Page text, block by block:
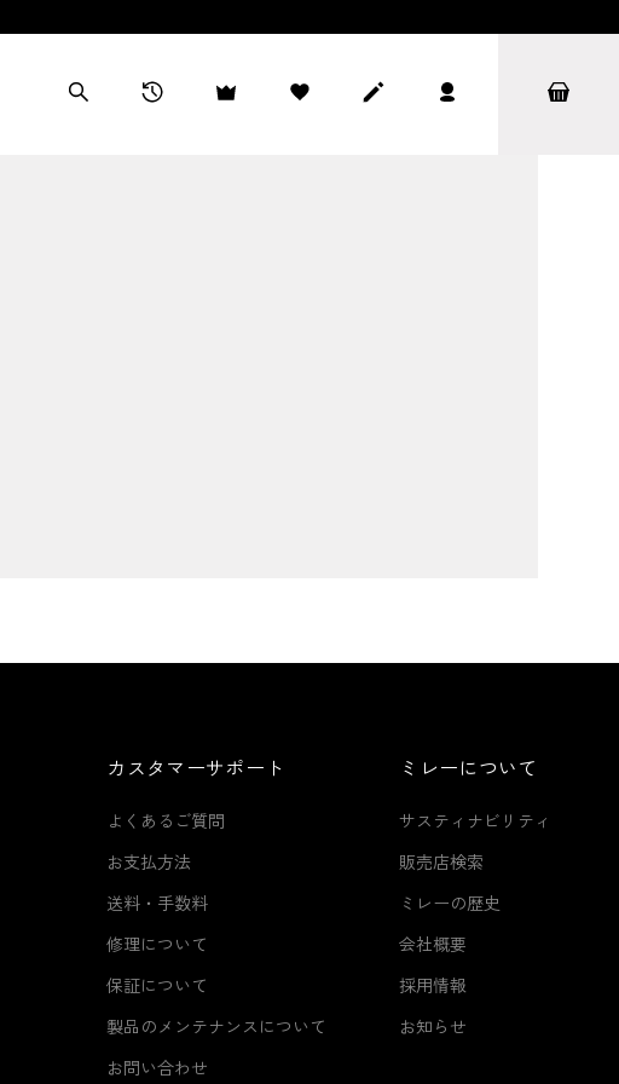
カスタマーサポート
よくあるご質問
お支払方法
送料・手数料
修理について
保証について
製品のメンテナンスについて
お問い合わせ
ミレーについて
サスティナビリティ
販売店検索
ミレーの歴史
会社概要
採用情報
お知らせ